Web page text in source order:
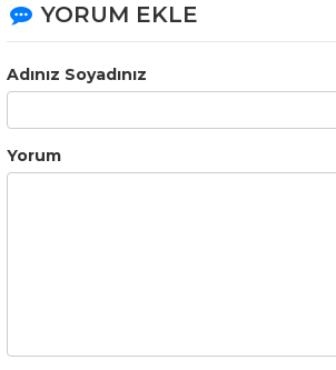
YORUM EKLE
Adınız Soyadınız
Yorum